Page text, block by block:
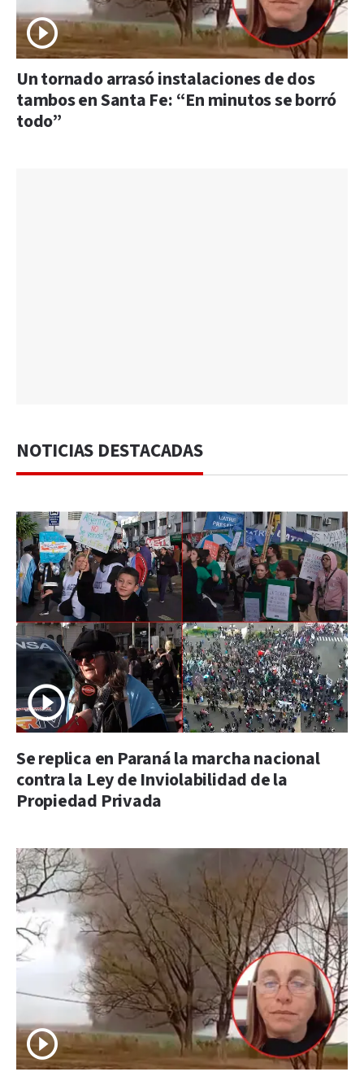
Un tornado arrasó instalaciones de dos
tambos en Santa Fe: “En minutos se borró
todo”
NOTICIAS DESTACADAS
Se replica en Paraná la marcha nacional
contra la Ley de Inviolabilidad de la
Propiedad Privada